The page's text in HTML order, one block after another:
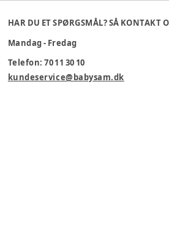
HAR DU ET SPØRGSMÅL? SÅ KONTAKT
Mandag - Fredag
Telefon: 70 11 30 10
kundeservice@babysam.dk